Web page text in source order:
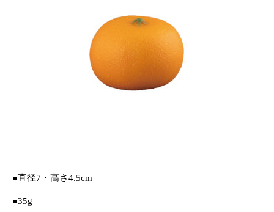
●直径7・高さ4.5cm
●35g